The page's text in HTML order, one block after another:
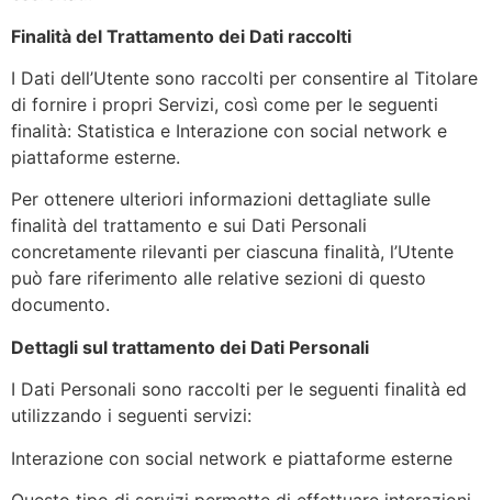
Finalità del Trattamento dei Dati raccolti
I Dati dell’Utente sono raccolti per consentire al Titolare
di fornire i propri Servizi, così come per le seguenti
finalità: Statistica e Interazione con social network e
piattaforme esterne.
Per ottenere ulteriori informazioni dettagliate sulle
finalità del trattamento e sui Dati Personali
concretamente rilevanti per ciascuna finalità, l’Utente
può fare riferimento alle relative sezioni di questo
documento.
Dettagli sul trattamento dei Dati Personali
I Dati Personali sono raccolti per le seguenti finalità ed
utilizzando i seguenti servizi:
Interazione con social network e piattaforme esterne